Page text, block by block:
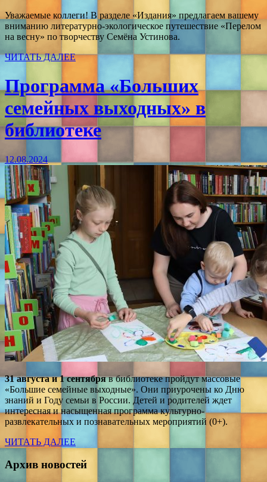
Уважаемые коллеги! В разделе «Издания» предлагаем вашему
вниманию литературно-экологическое путешествие «Перелом
на весну» по творчеству Семёна Устинова.
ЧИТАТЬ ДАЛЕЕ
Программа «Больших
семейных выходных» в
библиотеке
12.08.2024
31 августа и 1 сентябряв библиотеке пройдут массовые
«Большие семейные выходные». Они приурочены ко Дню
знаний и Году семьи в России. Детей и родителей ждет
интересная и насыщенная программа культурно-
развлекательных и познавательных мероприятий (0+).
ЧИТАТЬ ДАЛЕЕ
Архив новостей